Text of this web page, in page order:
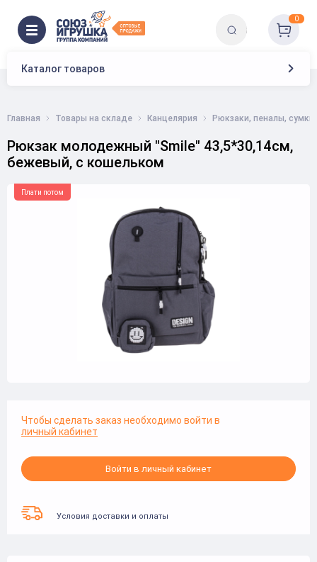
Каталог товаров
0
Главная Товары на складе Канцелярия Рюкзаки, пеналы, сумки
Рюкзак молодежный "Smile" 43,5*30,14см,
бежевый, с кошельком
Плати потом
Чтобы сделать заказ необходимо войти в
личный кабинет
Войти в личный кабинет
Условия доставки и оплаты